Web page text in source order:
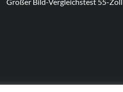
Großer Bild-Vergleichstest 55-